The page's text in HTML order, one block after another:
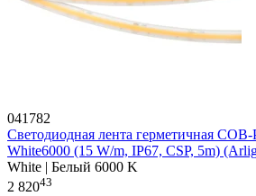
041782
Светодиодная лента герметичная
White6000 (15 W/m, IP67, CSP, 5m)
White | Белый 6000 K
2 82043